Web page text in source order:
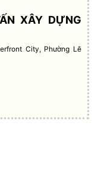
XÂY DỰNG
City, Phường Lê